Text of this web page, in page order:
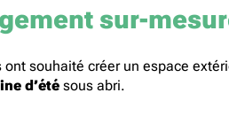
sur-
ont souhaité créer un espace
d’été sous abri.